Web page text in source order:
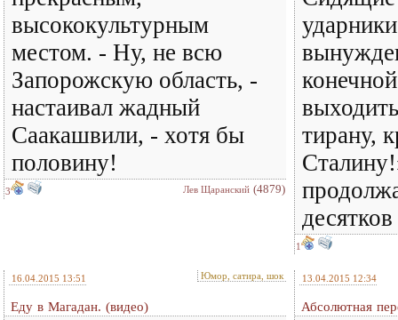
высококультурным
местом. - Ну, не всю
Запорожскую область, -
настаивал жадный
Саакашвили, - хотя бы
половину!
3 Лев Щаранский (4879)
тирану,
1
16.04.2015 13:51 Юмор, сатира, шок
Еду в Магадан. (видео)
13.04.2015 12:34
Абсолютная